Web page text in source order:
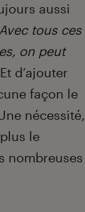
aussi
tous ces
on peut
d’ajouter
façon le
nécessité,
le
nombreuses